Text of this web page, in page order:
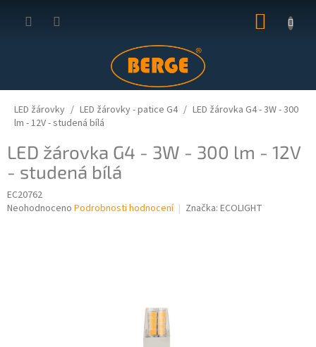
KOŠÍK
LED žárovky LED žárovky - patice G4
LED žárovka G4 - 3W - 300
lm - 12V - studená bílá
LED žárovka G4 - 3W - 300 lm - 12V
- studená bílá
EC20762
Průměrné
Neohodnoceno Podrobnosti hodnocení Značka: ECOLIGHT